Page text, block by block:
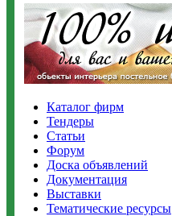
Каталог фирм
Тендеры
Статьи
Форум
Доска объявлений
Документация
Выставки
Тематические ресурсы